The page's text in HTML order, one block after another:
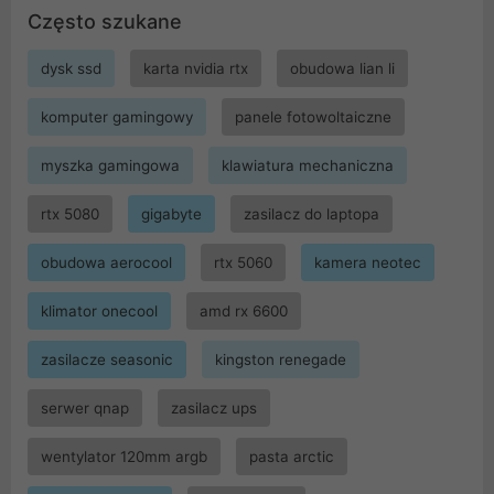
Często szukane
dysk ssd karta nvidia rtx obudowa lian li
komputer gamingowy panele fotowoltaiczne
myszka gamingowa klawiatura mechaniczna
rtx 5080 gigabyte zasilacz do laptopa
obudowa aerocool rtx 5060 kamera neotec
klimator onecool amd rx 6600
zasilacze seasonic kingston renegade
serwer qnap zasilacz ups
wentylator 120mm argb pasta arctic